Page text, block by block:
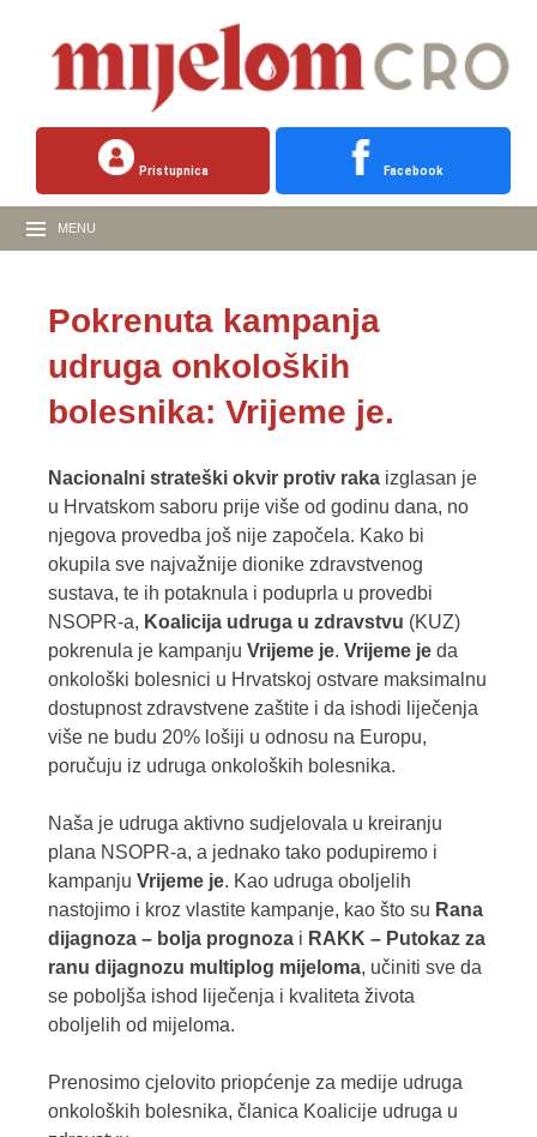
Pristupnica Facebook
MENU
Pokrenuta kampanja
udruga onkoloških
bolesnika: Vrijeme je.
Nacionalni strateški okvir protiv raka izglasan je
u Hrvatskom saboru prije više od godinu dana, no
njegova provedba još nije započela. Kako bi
okupila sve najvažnije dionike zdravstvenog
sustava, te ih potaknula i poduprla u provedbi
NSOPR-a, Koalicija udruga u zdravstvu (KUZ)
pokrenula je kampanju Vrijeme je. Vrijeme je da
onkološki bolesnici u Hrvatskoj ostvare maksimalnu
dostupnost zdravstvene zaštite i da ishodi liječenja
više ne budu 20% lošiji u odnosu na Europu,
poručuju iz udruga onkoloških bolesnika.
Naša je udruga aktivno sudjelovala u kreiranju
plana NSOPR-a, a jednako tako podupiremo i
kampanju Vrijeme je. Kao udruga oboljelih
nastojimo i kroz vlastite kampanje, kao što su Rana
dijagnoza – bolja prognoza i RAKK – Putokaz za
ranu dijagnozu multiplog mijeloma, učiniti sve da
se poboljša ishod liječenja i kvaliteta života
oboljelih od mijeloma.
Prenosimo cjelovito priopćenje za medije udruga
onkoloških bolesnika, članica Koalicije udruga u